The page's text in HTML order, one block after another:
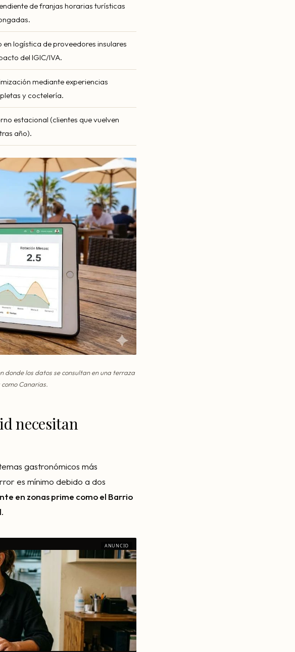
de franjas horarias turísticas
en logística de proveedores insulares
del IGIC/IVA.
mediante experiencias
y coctelería.
estacional (clientes que vuelven
año).
los datos se consultan en una terraza
Canarias.
necesitan
gastronómicos más
es mínimo debido a dos
en zonas prime como el Barrio
ANUNCIO